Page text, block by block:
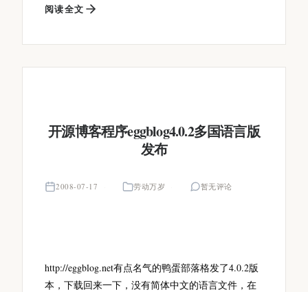
阅读全文
开源博客程序eggblog4.0.2多国语言版
发布
2008-07-17 劳动万岁 暂无评论
http://eggblog.net有点名气的鸭蛋部落格发了4.0.2版
本，下载回来一下，没有简体中文的语言文件，在